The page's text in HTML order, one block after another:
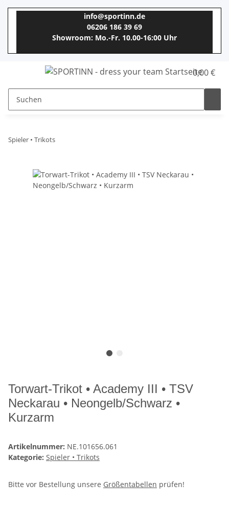
info@sportinn.de
06206 186 39 69
Showroom: Mo.-Fr. 10.00-16:00 Uhr
0,00 €
Spieler • Trikots
Torwart-Trikot • Academy III • TSV
Neckarau • Neongelb/Schwarz •
Kurzarm
Artikelnummer: NE.101656.061
Kategorie: Spieler • Trikots
Bitte vor Bestellung unsere Größentabellen prüfen!